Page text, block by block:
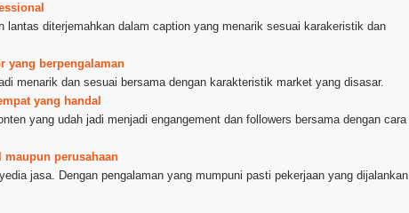
diterjemahkan dalam caption yang menarik sesuai karakeristik dan
yang berpengalaman
menarik dan sesuai bersama dengan karakteristik market yang disasar.
yang handal
yang udah jadi menjadi engangement dan followers bersama dengan cara
maupun perusahaan
jasa. Dengan pengalaman yang mumpuni pasti pekerjaan yang dijalankan